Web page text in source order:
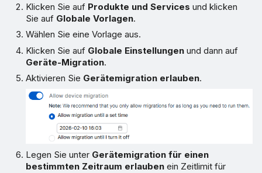
Klicken Sie auf Produkte und Services und klicken
Sie auf Globale Vorlagen.
Wählen Sie eine Vorlage aus.
Klicken Sie auf Globale Einstellungen und dann auf
Geräte-Migration.
Aktivieren Sie Gerätemigration erlauben.
Legen Sie unter Gerätemigration für einen
bestimmten Zeitraum erlauben ein Zeitlimit für